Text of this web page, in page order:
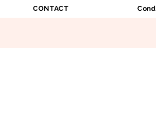
CONTACT